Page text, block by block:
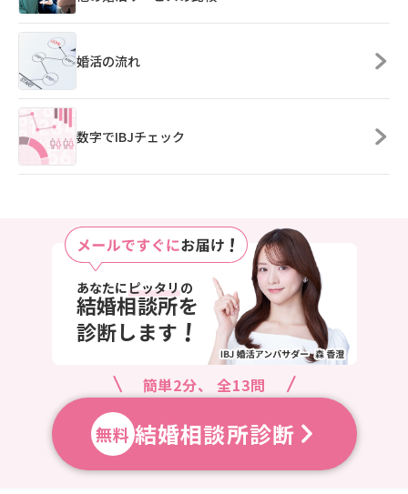
婚活の流れ
数字でIBJチェック
あなたにピッタリの
結婚相談所を
診断します !
簡単2分、 全13問
無料 結婚相談所診断